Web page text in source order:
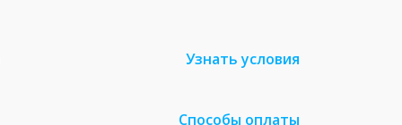
Узнать условия
Способы оплаты